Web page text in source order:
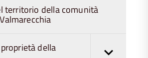
territorio della comunità
della